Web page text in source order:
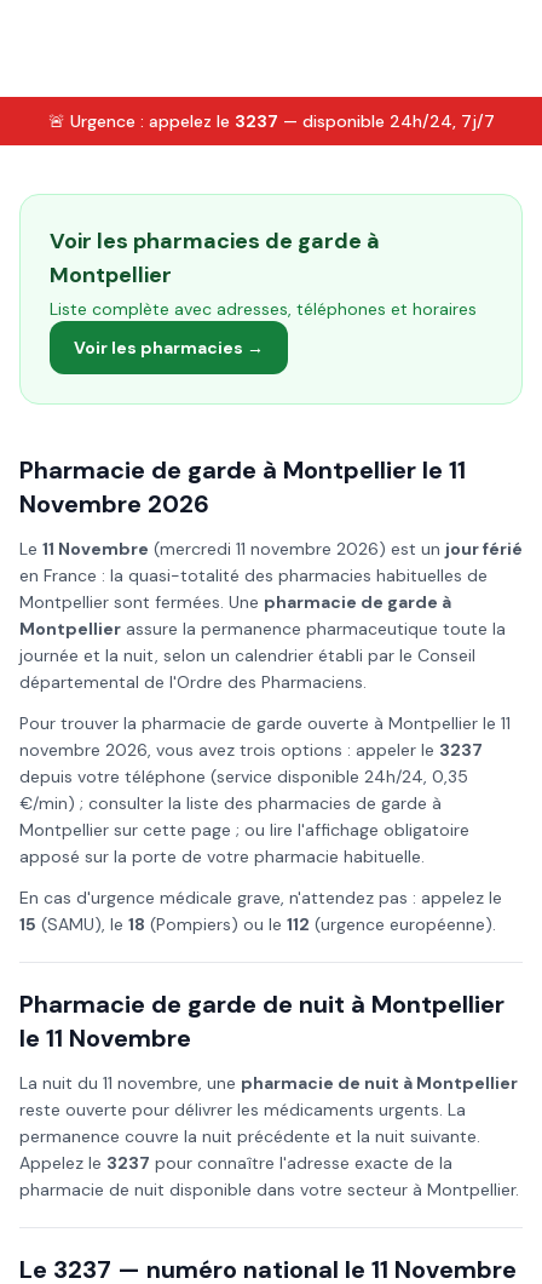
🚨 Urgence : appelez le 3237 — disponible 24h/24, 7j/7
Voir les pharmacies de garde à
Montpellier
Liste complète avec adresses, téléphones et horaires
Voir les pharmacies →
Pharmacie de garde à Montpellier le 11
Novembre 2026
Le 11 Novembre (mercredi 11 novembre 2026) est un jour férié
en France : la quasi-totalité des pharmacies habituelles de
Montpellier sont fermées. Une pharmacie de garde à
Montpellier assure la permanence pharmaceutique toute la
journée et la nuit, selon un calendrier établi par le Conseil
départemental de l'Ordre des Pharmaciens.
Pour trouver la pharmacie de garde ouverte à Montpellier le 11
novembre 2026, vous avez trois options : appeler le 3237
depuis votre téléphone (service disponible 24h/24, 0,35
€/min) ; consulter la liste des pharmacies de garde à
Montpellier sur cette page ; ou lire l'affichage obligatoire
apposé sur la porte de votre pharmacie habituelle.
En cas d'urgence médicale grave, n'attendez pas : appelez le
15 (SAMU), le 18 (Pompiers) ou le 112 (urgence européenne).
Pharmacie de garde de nuit à Montpellier
le 11 Novembre
La nuit du 11 novembre, une pharmacie de nuit à Montpellier
reste ouverte pour délivrer les médicaments urgents. La
permanence couvre la nuit précédente et la nuit suivante.
Appelez le 3237 pour connaître l'adresse exacte de la
pharmacie de nuit disponible dans votre secteur à Montpellier.
Le 3237 — numéro national le 11 Novembre